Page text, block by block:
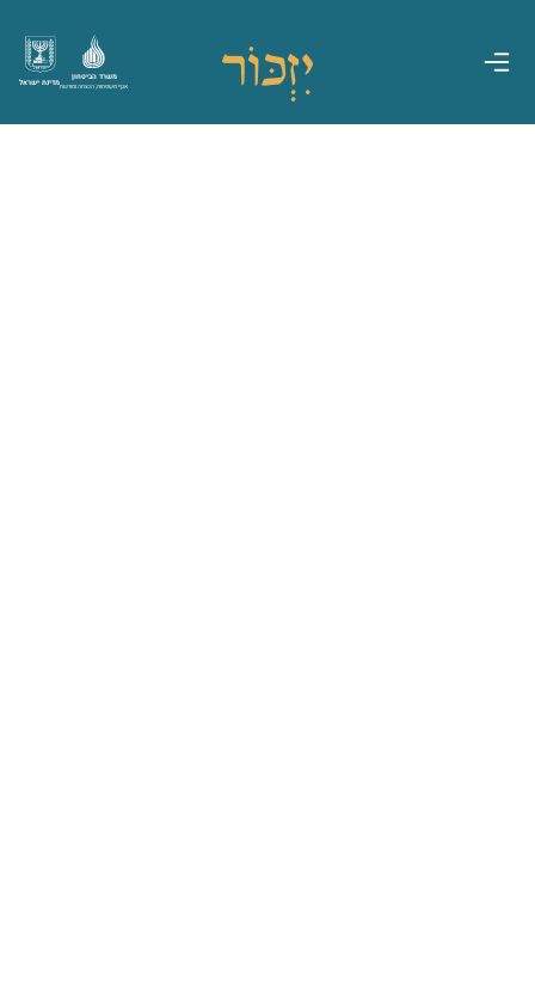
מדינת ישראל
משרד הביטחון
אגף משפחות, הנצחה ומורשת